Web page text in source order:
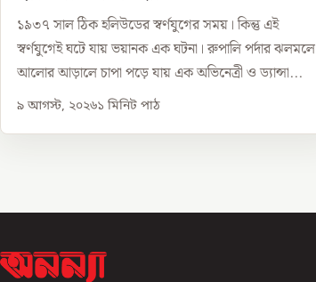
১৯৩৭ সাল ঠিক হলিউডের স্বর্ণযুগের সময়। কিন্তু এই
স্বর্ণযুগেই ঘটে যায় ভয়ানক এক ঘটনা। রুপালি পর্দার ঝলমলে
আলোর আড়ালে চাপা পড়ে যায় এক অভিনেত্রী ও ড্যান্সা...
৯ আগস্ট, ২০২৬১ মিনিট পাঠ